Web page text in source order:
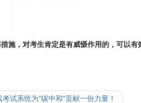
施，对考生肯定是有威慑作用的，可以
试系统为“碳中和”贡献一份力量！